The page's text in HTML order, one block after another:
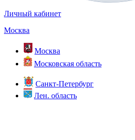
Личный кабинет
Москва
Москва
Московская область
Санкт-Петербург
Лен. область